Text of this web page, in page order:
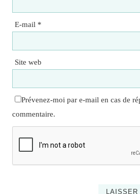
E-mail *
Site web
Prévenez-moi par e-mail en cas de
commentaire.